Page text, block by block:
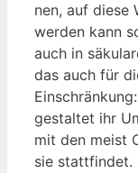
nen, auf die­se
wer­den kann
auch in
das auch für
gestal­tet ihr
mit den meist
sie statt­fin­det.